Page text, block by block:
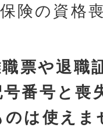
険の資格
票や退職
番号と喪
のは使えま